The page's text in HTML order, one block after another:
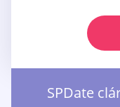
SPDate